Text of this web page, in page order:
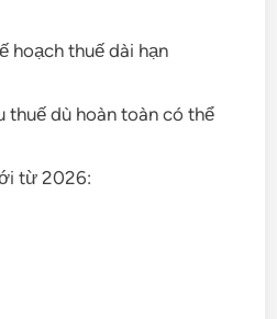
hoạch thuế dài hạn
thuế dù hoàn toàn có thể
từ 2026: